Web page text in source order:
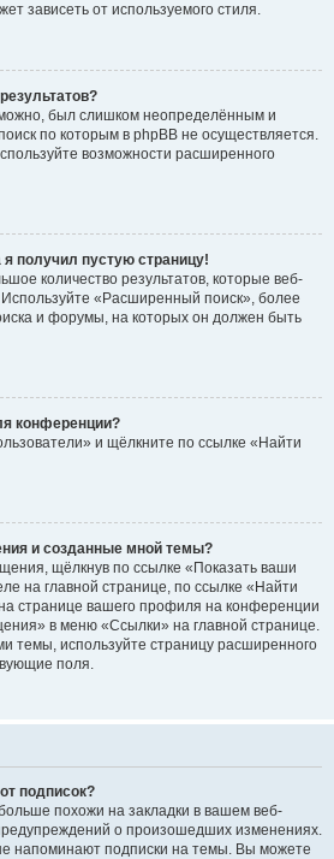
зависеть от используемого стиля.
был слишком неопределённым и
по которым в phpBB не осуществляется.
возможности расширенного
я получил пустую страницу!
количество результатов, которые веб-
«Расширенный поиск», более
и форумы, на которых он должен быть
конференции?
и щёлкните по ссылке «Найти
и созданные мной темы?
щёлкнув по ссылке «Показать ваши
на главной странице, по ссылке «Найти
странице вашего профиля на конференции
в меню «Ссылки» на главной странице.
темы, используйте страницу расширенного
поля.
подписок?
похожи на закладки в вашем веб-
о произошедших изменениях.
напоминают подписки на темы. Вы можете